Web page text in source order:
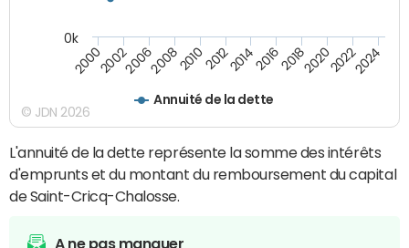
Annuité de la dette
200020022006200820102012201420162018202020222024
0k
© JDN 2026
L'annuité de la dette représente la somme des intérêts
d'emprunts et du montant du remboursement du capital
de Saint-Cricq-Chalosse.
A ne pas manquer